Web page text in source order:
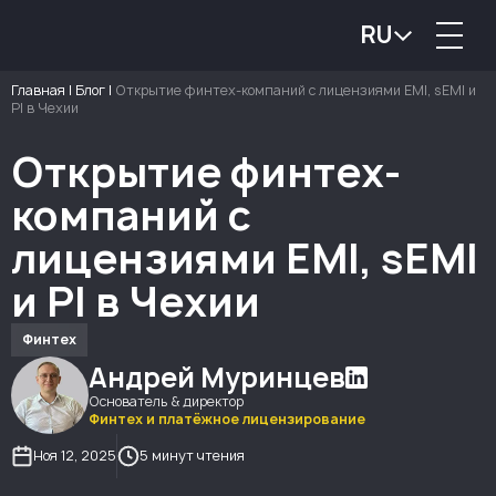
RU
Главная | Блог | Открытие финтех-компаний с лицензиями EMI, sEMI и
PI в Чехии
Открытие финтех-
компаний с
лицензиями EMI, sEMI
и PI в Чехии
Финтех
Андрей Муринцев
Основатель & директор
Финтех и платёжное лицензирование
Ноя 12, 2025
5 минут чтения